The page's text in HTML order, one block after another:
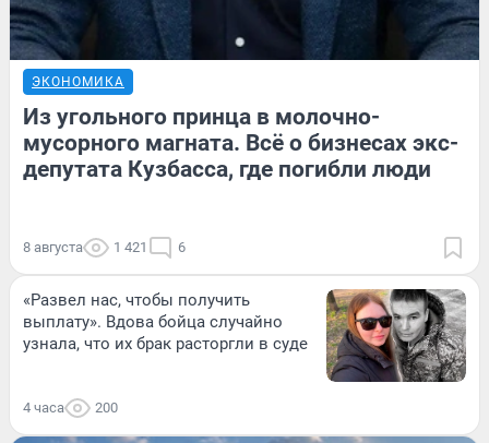
ЭКОНОМИКА
Из угольного принца в молочно-
мусорного магната. Всё о бизнесах экс-
депутата Кузбасса, где погибли люди
8 августа 1 421 6
«Развел нас, чтобы получить
выплату». Вдова бойца случайно
узнала, что их брак расторгли в суде
4 часа 200